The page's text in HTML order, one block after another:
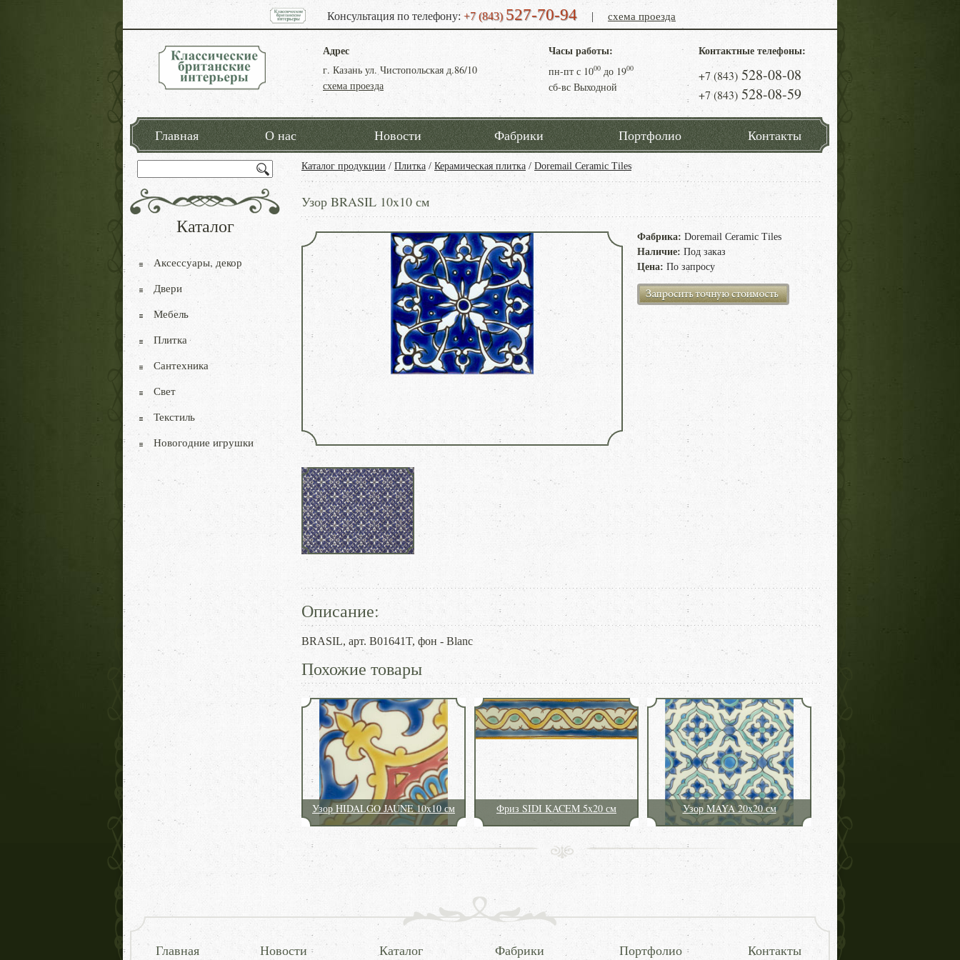
Консультация по телефону: +7 (843) 527-70-94 | схема проезда
Адрес
г. Казань ул. Чистопольская д.86/10
схема проезда
Часы работы:
пн-пт с 1000 до 1900
сб-вс Выходной
Контактные телефоны:
+7 (843) 528-08-08
+7 (843) 528-08-59
Главная О нас Новости Фабрики Портфолио Контакты
Каталог продукции / Плитка / Керамическая плитка / Doremail Ceramic Tiles
Узор BRASIL 10x10 см
Фабрика: Doremail Ceramic Tiles
Наличие: Под заказ
Цена: По запросу
Описание:
BRASIL, арт. B01641T, фон - Blanc
Похожие товары
Узор HIDALGO JAUNE 10x10 см Фриз SIDI KACEM 5x20 см Узор MAYA 20x20 см
Каталог
Аксессуары, декор
Двери
Мебель
Плитка
Сантехника
Свет
Текстиль
Новогодние игрушки
Главная Новости Каталог Фабрики Портфолио Контакты